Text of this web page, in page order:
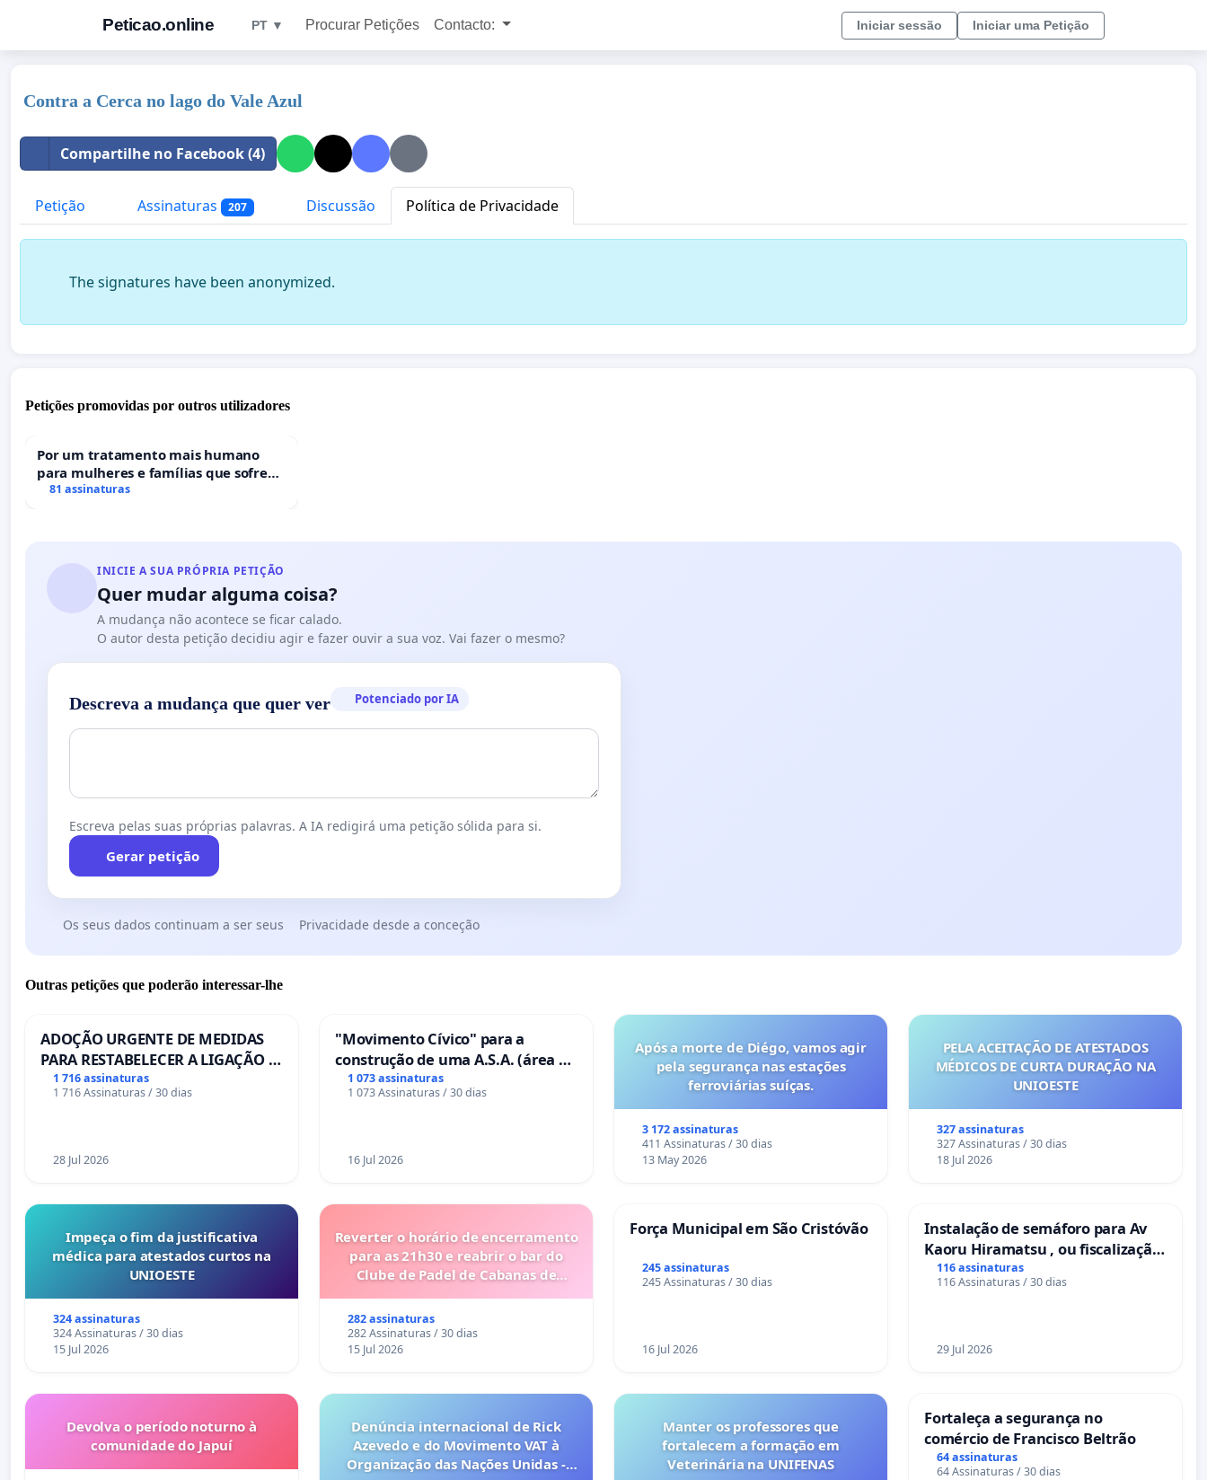
Peticao.online PT ▼ Procurar Petições Contacto: Iniciar sessão Iniciar uma Petição
Contra a Cerca no lago do Vale Azul
Compartilhe no Facebook (4)
Petição Assinaturas 207 Discussão Política de Privacidade
The signatures have been anonymized.
Petições promovidas por outros utilizadores
Por um tratamento mais humano
para mulheres e famílias que sofrem
uma perda gestacional nos hospitais
81 assinaturas
INICIE A SUA PRÓPRIA PETIÇÃO
Quer mudar alguma coisa?
A mudança não acontece se ficar calado.
O autor desta petição decidiu agir e fazer ouvir a sua voz. Vai fazer o mesmo?
Descreva a mudança que quer ver Potenciado por IA
Escreva pelas suas próprias palavras. A IA redigirá uma petição sólida para si.
Gerar petição
Os seus dados continuam a ser seus Privacidade desde a conceção
Outras petições que poderão interessar-lhe
ADOÇÃO URGENTE DE MEDIDAS
PARA RESTABELECER A LIGAÇÃO -
PONTE RS-129
1 716 assinaturas
1 716 Assinaturas / 30 dias
28 Jul 2026
"Movimento Cívico" para a
construção de uma A.S.A. (área de
serviços para autocaravanas) em
Coimbra
1 073 assinaturas
1 073 Assinaturas / 30 dias
16 Jul 2026
Após a morte de Diégo, vamos agir
pela segurança nas estações
ferroviárias suíças.
3 172 assinaturas
411 Assinaturas / 30 dias
13 May 2026
PELA ACEITAÇÃO DE ATESTADOS
MÉDICOS DE CURTA DURAÇÃO NA
UNIOESTE
327 assinaturas
327 Assinaturas / 30 dias
18 Jul 2026
Impeça o fim da justificativa
médica para atestados curtos na
UNIOESTE
324 assinaturas
324 Assinaturas / 30 dias
15 Jul 2026
Reverter o horário de encerramento
para as 21h30 e reabrir o bar do
Clube de Padel de Cabanas de
282 assinaturas
282 Assinaturas / 30 dias
15 Jul 2026
Força Municipal em São Cristóvão
245 assinaturas
245 Assinaturas / 30 dias
16 Jul 2026
Instalação de semáforo para Av
Kaoru Hiramatsu , ou fiscalização
Eletrônica
116 assinaturas
116 Assinaturas / 30 dias
29 Jul 2026
Devolva o período noturno à
comunidade do Japuí
Denúncia internacional de Rick
Azevedo e do Movimento VAT à
Organização das Nações Unidas -
Manter os professores que
fortalecem a formação em
Veterinária na UNIFENAS
Fortaleça a segurança no
comércio de Francisco Beltrão
64 assinaturas
64 Assinaturas / 30 dias